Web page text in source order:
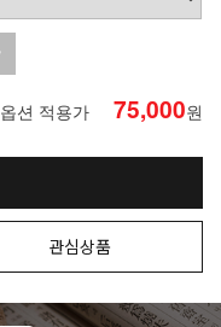
옵션 적용가 75,000원
관심상품